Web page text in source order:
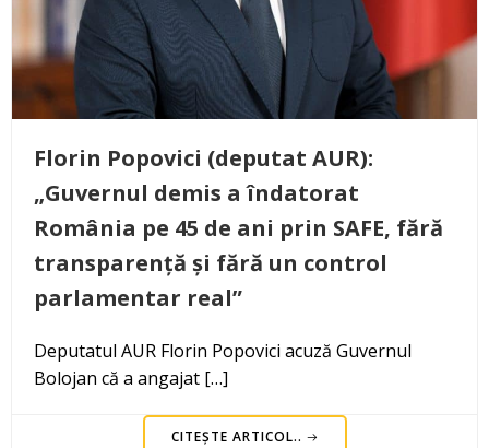
Florin Popovici (deputat AUR):
„Guvernul demis a îndatorat
România pe 45 de ani prin SAFE, fără
transparență și fără un control
parlamentar real”
Deputatul AUR Florin Popovici acuză Guvernul
Bolojan că a angajat […]
CITEȘTE ARTICOL..